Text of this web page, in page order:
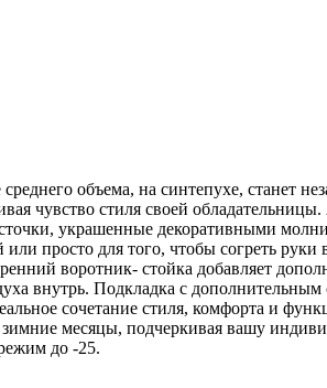
объема, на синтепухе, станет
чувство стиля своей
украшенные декоративными
или просто для того, чтобы согреть
воротник- стойка добавляет
внутрь. Подкладка с
сочетание стиля, комфорта и
месяцы, подчеркивая вашу
до -25.